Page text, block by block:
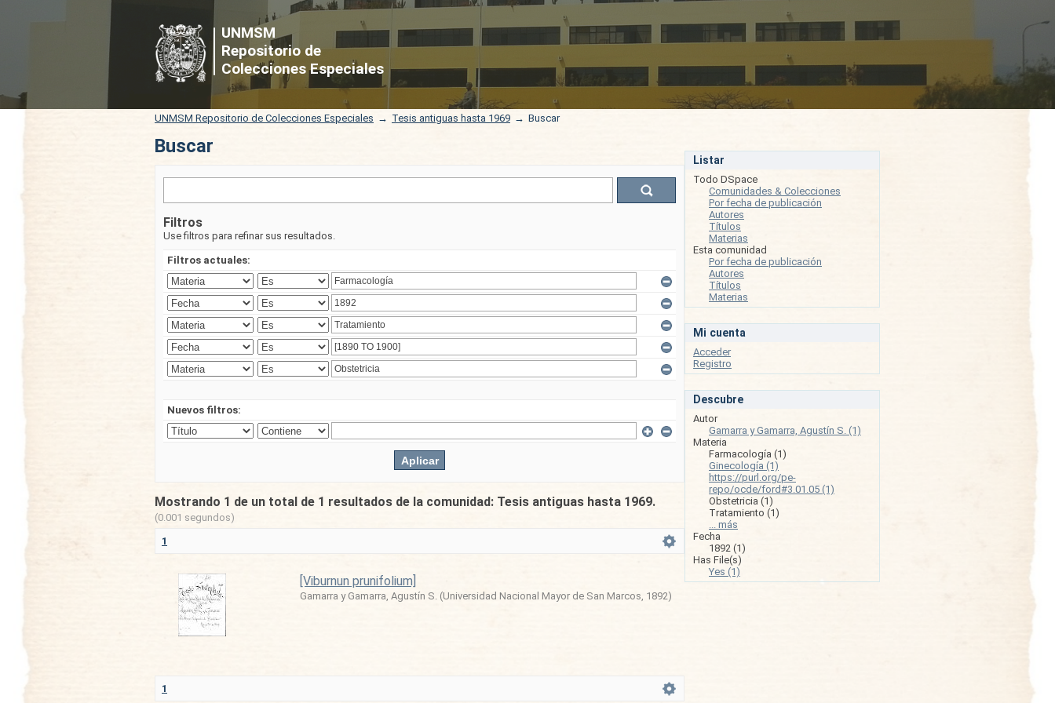
UNMSM
Repositorio de
Colecciones Especiales
Buscar
UNMSM Repositorio de Colecciones Especiales → Tesis antiguas hasta 1969 → Buscar
Buscar
Filtros
Use filtros para refinar sus resultados.
Filtros actuales:
Nuevos filtros:
Mostrando 1 de un total de 1 resultados de la comunidad: Tesis antiguas hasta 1969.
(0.001 segundos)
1
[Viburnun prunifolium]
Gamarra y Gamarra, Agustín S. (Universidad Nacional Mayor de San Marcos, 1892)
1
Listar
Todo DSpace
Comunidades & Colecciones
Por fecha de publicación
Autores
Títulos
Materias
Esta comunidad
Por fecha de publicación
Autores
Títulos
Materias
Mi cuenta
Acceder
Registro
Descubre
Autor
Gamarra y Gamarra, Agustín S. (1)
Materia
Farmacología (1)
Ginecología (1)
https://purl.org/pe-
repo/ocde/ford#3.01.05 (1)
Obstetricia (1)
Tratamiento (1)
... más
Fecha
1892 (1)
Has File(s)
Yes (1)